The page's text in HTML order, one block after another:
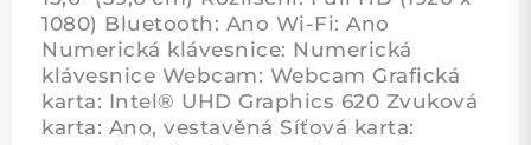
1080) Bluetooth: Ano Wi-Fi: Ano
Numerická klávesnice: Numerická
klávesnice Webcam: Webcam Grafická
karta: Intel® UHD Graphics 620 Zvuková
karta: Ano, vestavěná Síťová karta: